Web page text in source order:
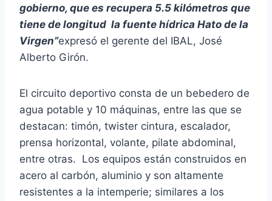
gobierno, que es recupera 5.5 kilómetros que
tiene de longitud la fuente hídrica Hato de la
Virgen”expresó el gerente del IBAL, José
Alberto Girón.
El circuito deportivo consta de un bebedero de
agua potable y 10 máquinas, entre las que se
destacan: timón, twister cintura, escalador,
prensa horizontal, volante, pilate abdominal,
entre otras. Los equipos están construidos en
acero al carbón, aluminio y son altamente
resistentes a la intemperie; similares a los